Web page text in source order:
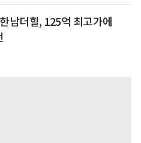
남더힐, 125억 최고가에